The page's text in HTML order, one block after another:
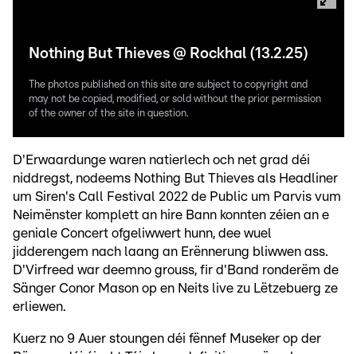
Nothing But Thieves @ Rockhal (13.2.25)
The photos published on this site are subject to copyright and
may not be copied, modified, or sold without the prior permission
of the owner of the site in question.
D'Erwaardunge waren natierlech och net grad déi
niddregst, nodeems Nothing But Thieves als Headliner
um Siren's Call Festival 2022 de Public um Parvis vum
Neimënster komplett an hire Bann konnten zéien an e
geniale Concert ofgeliwwert hunn, dee wuel
jidderengem nach laang an Erënnerung bliwwen ass.
D'Virfreed war deemno grouss, fir d'Band ronderëm de
Sänger Conor Mason op en Neits live zu Lëtzebuerg ze
erliewen.
Kuerz no 9 Auer stoungen déi fënnef Museker op der